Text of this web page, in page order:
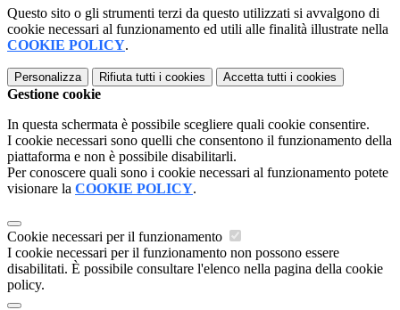
Questo sito o gli strumenti terzi da questo utilizzati si avvalgono di
cookie necessari al funzionamento ed utili alle finalità illustrate nella
COOKIE POLICY.
Personalizza Rifiuta tutti i cookies Accetta tutti i cookies
Gestione cookie
In questa schermata è possibile scegliere quali cookie consentire.
I cookie necessari sono quelli che consentono il funzionamento della
piattaforma e non è possibile disabilitarli.
Per conoscere quali sono i cookie necessari al funzionamento potete
visionare la COOKIE POLICY.
Cookie necessari per il funzionamento
I cookie necessari per il funzionamento non possono essere
disabilitati. È possibile consultare l'elenco nella pagina della cookie
policy.